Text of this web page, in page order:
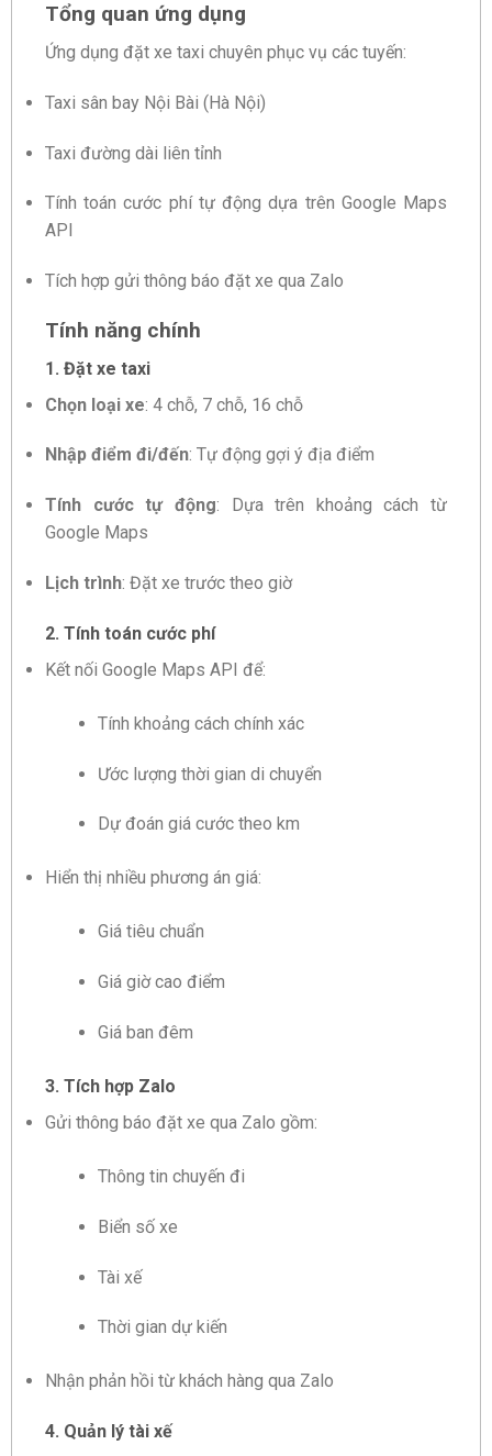
Tổng quan ứng dụng
Ứng dụng đặt xe taxi chuyên phục vụ các tuyến:
Taxi sân bay Nội Bài (Hà Nội)
Taxi đường dài liên tỉnh
Tính toán cước phí tự động dựa trên Google Maps
API
Tích hợp gửi thông báo đặt xe qua Zalo
Tính năng chính
1. Đặt xe taxi
Chọn loại xe: 4 chỗ, 7 chỗ, 16 chỗ
Nhập điểm đi/đến: Tự động gợi ý địa điểm
Tính cước tự động: Dựa trên khoảng cách từ
Google Maps
Lịch trình: Đặt xe trước theo giờ
2. Tính toán cước phí
Kết nối Google Maps API để:
Tính khoảng cách chính xác
Ước lượng thời gian di chuyển
Dự đoán giá cước theo km
Hiển thị nhiều phương án giá:
Giá tiêu chuẩn
Giá giờ cao điểm
Giá ban đêm
3. Tích hợp Zalo
Gửi thông báo đặt xe qua Zalo gồm:
Thông tin chuyến đi
Biển số xe
Tài xế
Thời gian dự kiến
Nhận phản hồi từ khách hàng qua Zalo
4. Quản lý tài xế